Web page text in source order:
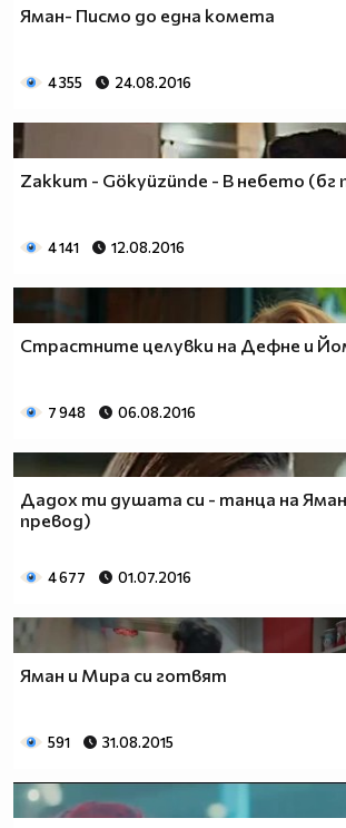
Яман- Писмо до една комета
4 355 24.08.2016
Zakkum - Gökyüzünde - В небето (бг
4 141 12.08.2016
Страстните целувки на Дефне и
7 948 06.08.2016
Дадох ти душата си - танца на
превод)
4 677 01.07.2016
Яман и Мира си готвят
591 31.08.2015